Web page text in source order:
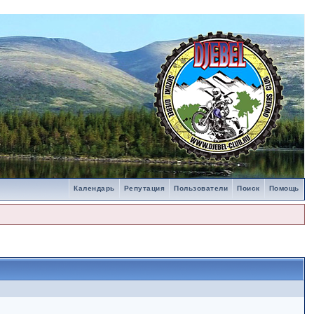
Помощь
Поиск
Пользователи
Репутация
Календарь